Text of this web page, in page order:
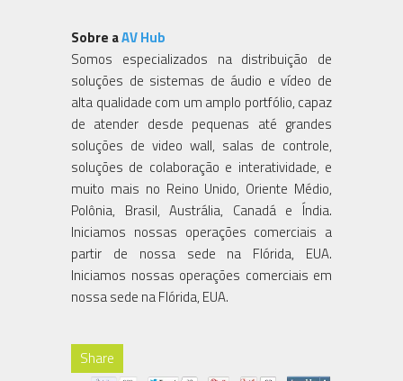
Sobre aAV Hub
Somos especializados na distribuição de
soluções de sistemas de áudio e vídeo de
alta qualidade com um amplo portfólio, capaz
de atender desde pequenas até grandes
soluções de video wall, salas de controle,
soluções de colaboração e interatividade, e
muito mais no Reino Unido, Oriente Médio,
Polônia, Brasil, Austrália, Canadá e Índia.
Iniciamos nossas operações comerciais a
partir de nossa sede na Flórida, EUA.
Iniciamos nossas operações comerciais em
nossa sede na Flórida, EUA.
Share